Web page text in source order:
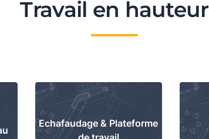
Travail en hauteur
Echafaudage & Plateforme